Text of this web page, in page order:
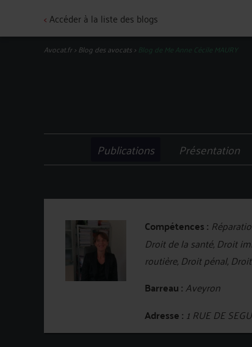
<Accéder à la liste des blogs
Avocat.fr>Blog des avocats> Blog de Me Anne Cécile MAURY
Publications Présentation
Compétences :
Droit de la santé, Droit
routière, Droit pénal,
Barreau :Aveyron
Adresse : 1 RUE DE